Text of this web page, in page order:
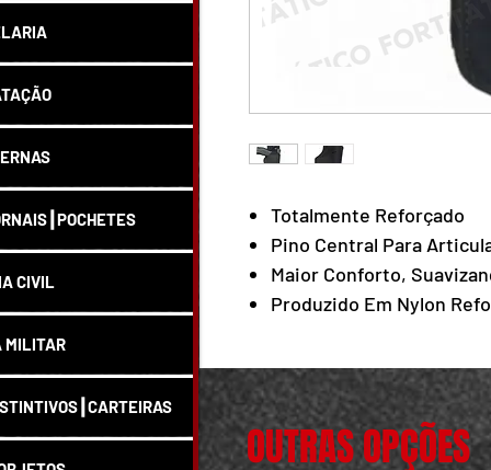
Totalmente Reforçado
Pino Central Para
Maior Conforto,
Produzido Em Nylon
OUTRAS OPÇÕES
CIVIL
MILITAR